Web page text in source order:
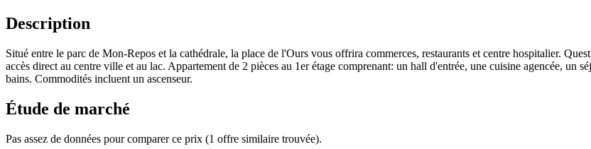
Description
Situé entre le parc de Mon-Repos et la cathédrale, la place de l'Ours vous offrira commerces, restaurants et centre hospitalier.
accès direct au centre ville et au lac. Appartement de 2 pièces au 1er étage comprenant: un hall d'entrée, une cuisine agencée, un
bains. Commodités incluent un ascenseur.
Étude de marché
Pas assez de données pour comparer ce prix (1 offre similaire trouvée).